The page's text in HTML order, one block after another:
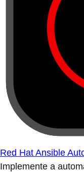
Red Hat Ansible
Implemente a